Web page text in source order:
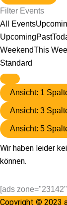
Filter Events
All Events
UpcomingPast
WeekendThis
Standard
Ansicht: 1
Ansicht: 3
Ansicht: 5
Wir haben leider
können.
[ads
Copyright © 2023